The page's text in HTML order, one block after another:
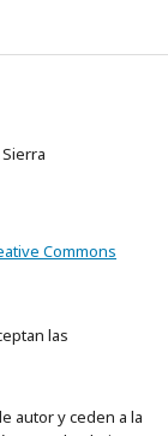
Commons
las
autor y ceden a la